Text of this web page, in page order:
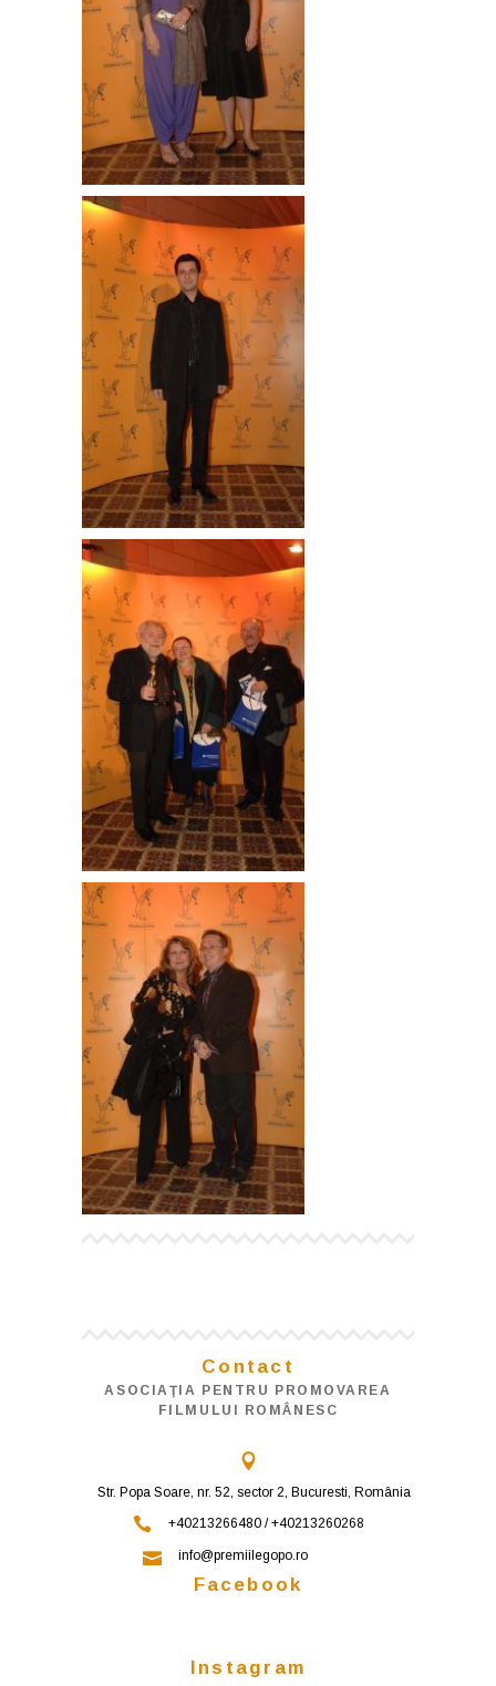
Contact
ASOCIAŢIA PENTRU PROMOVAREA
FILMULUI ROMÂNESC
Str. Popa Soare, nr. 52, sector 2, Bucuresti, România
+40213266480 / +40213260268
info@premiilegopo.ro
Facebook
Instagram